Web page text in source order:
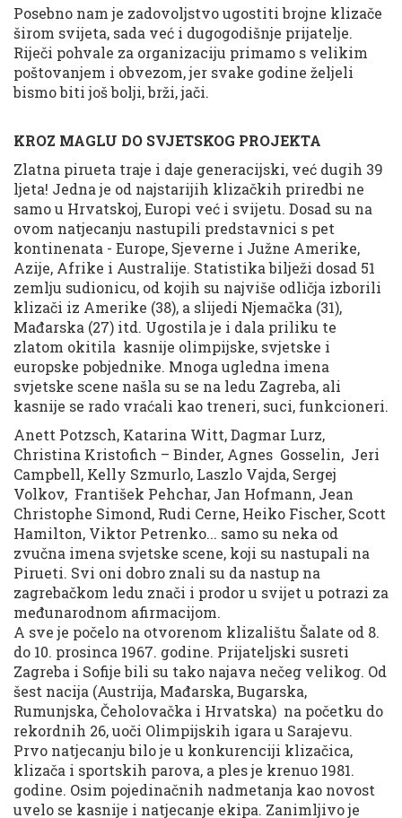
Posebno nam je zadovoljstvo ugostiti brojne klizače
širom svijeta, sada već i dugogodišnje prijatelje.
Riječi pohvale za organizaciju primamo s velikim
poštovanjem i obvezom, jer svake godine željeli
bismo biti još bolji, brži, jači.
KROZ MAGLU DO SVJETSKOG PROJEKTA
Zlatna pirueta traje i daje generacijski, već dugih 39
ljeta! Jedna je od najstarijih klizačkih priredbi ne
samo u Hrvatskoj, Europi već i svijetu. Dosad su na
ovom natjecanju nastupili predstavnici s pet
kontinenata - Europe, Sjeverne i Južne Amerike,
Azije, Afrike i Australije. Statistika bilježi dosad 51
zemlju sudionicu, od kojih su najviše odličja izborili
klizači iz Amerike (38), a slijedi Njemačka (31),
Mađarska (27) itd. Ugostila je i dala priliku te
zlatom okitila kasnije olimpijske, svjetske i
europske pobjednike. Mnoga ugledna imena
svjetske scene našla su se na ledu Zagreba, ali
kasnije se rado vraćali kao treneri, suci, funkcioneri.
Anett Potzsch, Katarina Witt, Dagmar Lurz,
Christina Kristofich – Binder, Agnes Gosselin, Jeri
Campbell, Kelly Szmurlo, Laszlo Vajda, Sergej
Volkov, František Pehchar, Jan Hofmann, Jean
Christophe Simond, Rudi Cerne, Heiko Fischer, Scott
Hamilton, Viktor Petrenko... samo su neka od
zvučna imena svjetske scene, koji su nastupali na
Pirueti. Svi oni dobro znali su da nastup na
zagrebačkom ledu znači i prodor u svijet u potrazi za
međunarodnom afirmacijom.
A sve je počelo na otvorenom klizalištu Šalate od 8.
do 10. prosinca 1967. godine. Prijateljski susreti
Zagreba i Sofije bili su tako najava nečeg velikog. Od
šest nacija (Austrija, Mađarska, Bugarska,
Rumunjska, Čeholovačka i Hrvatska) na početku do
rekordnih 26, uoči Olimpijskih igara u Sarajevu.
Prvo natjecanju bilo je u konkurenciji klizačica,
klizača i sportskih parova, a ples je krenuo 1981.
godine. Osim pojedinačnih nadmetanja kao novost
uvelo se kasnije i natjecanje ekipa. Zanimljivo je